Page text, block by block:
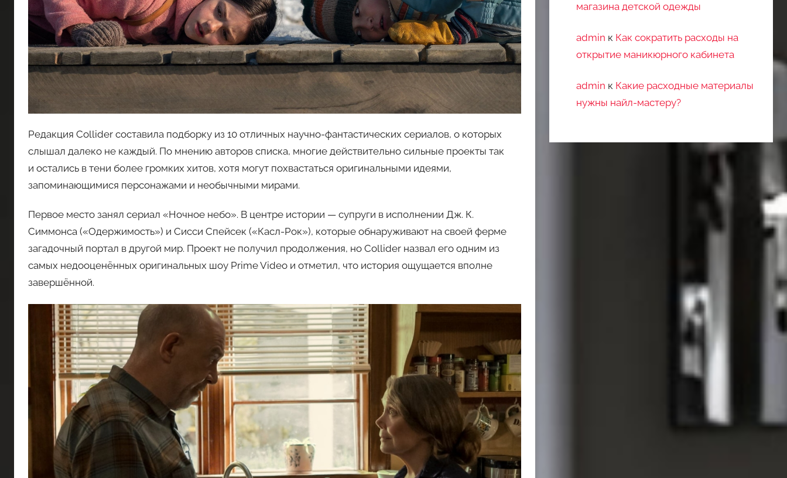
Редакция Collider составила подборку из 10 отличных научно-фантастических сериалов, о которых
слышал далеко не каждый. По мнению авторов списка, многие действительно сильные проекты так
и остались в тени более громких хитов, хотя могут похвастаться оригинальными идеями,
запоминающимися персонажами и необычными мирами.
Первое место занял сериал «Ночное небо». В центре истории — супруги в исполнении Дж. К.
Симмонса («Одержимость») и Сисси Спейсек («Касл-Рок»), которые обнаруживают на своей ферме
загадочный портал в другой мир. Проект не получил продолжения, но Collider назвал его одним из
самых недооценённых оригинальных шоу Prime Video и отметил, что история ощущается вполне
завершённой.
магазина детской одежды
admin к Как сократить расходы на
открытие маникюрного кабинета
admin к Какие расходные материалы
нужны найл-мастеру?